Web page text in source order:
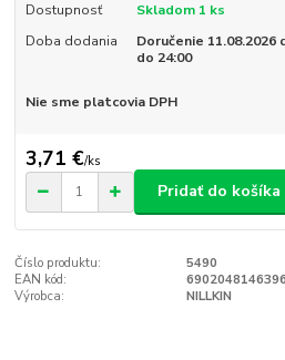
Dostupnosť
Skladom 1 ks
Doba dodania
Doručenie
do 24:00
Nie sme platcovia DPH
3,71 €/ks
Pridať do košíka
Číslo produktu:
5490
EAN kód:
6902048146396
Výrobca:
NILLKIN